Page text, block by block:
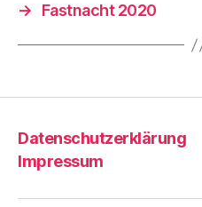
→
Fastnacht 2020
Datenschutzerklärung
Impressum